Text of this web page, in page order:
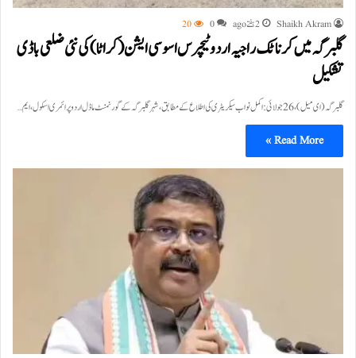
Shaikh Akram 2 ہفتے ago 0
20
گلبرگہ میں کرناٹک راجیہ اردو ٹیچرس اسوسی ایشن (کراٹا) کی نئی ضلعی باڈی
تشکیل
گلبرگہ(ای میل )، 26 جولائی:اکمل نواب سیکریٹری کی اطلاع کے مطابق، شہر گلبرگہ کے گورنمنٹ ماڈل اردو پرائمری اسکول، ایم…
Read More »